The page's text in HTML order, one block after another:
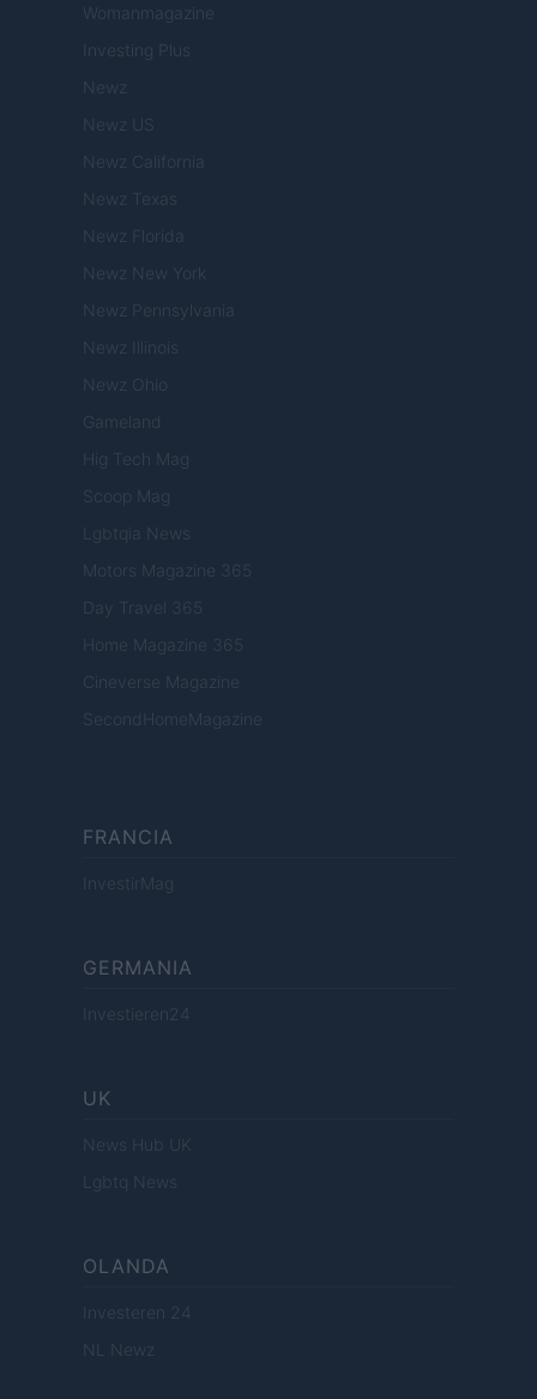
Womanmagazine
Investing Plus
Newz
Newz US
Newz California
Newz Texas
Newz Florida
Newz New York
Newz Pennsylvania
Newz Illinois
Newz Ohio
Gameland
Hig Tech Mag
Scoop Mag
Lgbtqia News
Motors Magazine 365
Day Travel 365
Home Magazine 365
Cineverse Magazine
SecondHomeMagazine
FRANCIA
InvestirMag
GERMANIA
Investieren24
UK
News Hub UK
Lgbtq News
OLANDA
Investeren 24
NL Newz